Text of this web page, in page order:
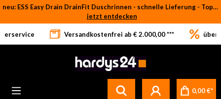
Zum Hauptinhalt springen
neu: ESS Easy Drain DrainFit Duschrinnen - schnelle Lieferung - Top-Preise
jetzt entdecken
Versandkostenfrei ab € 2.000,00 *** über
0,00 €*